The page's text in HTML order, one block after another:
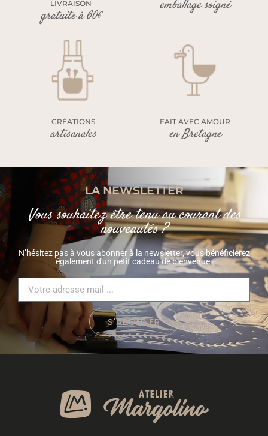
LIVRAISON
gratuite à 60€
emballage soigné
CRÉATIONS
artisanales
FAIT AVEC AMOUR
en Bretagne
LA NEWSLETTER
Vous souhaitez être tenu au courant des
nouveautés ?
N’hésitez pas à vous abonner à la newsletter, vous bénéficierez
également d'un petit cadeau de bienvenue.
S'ABONNER